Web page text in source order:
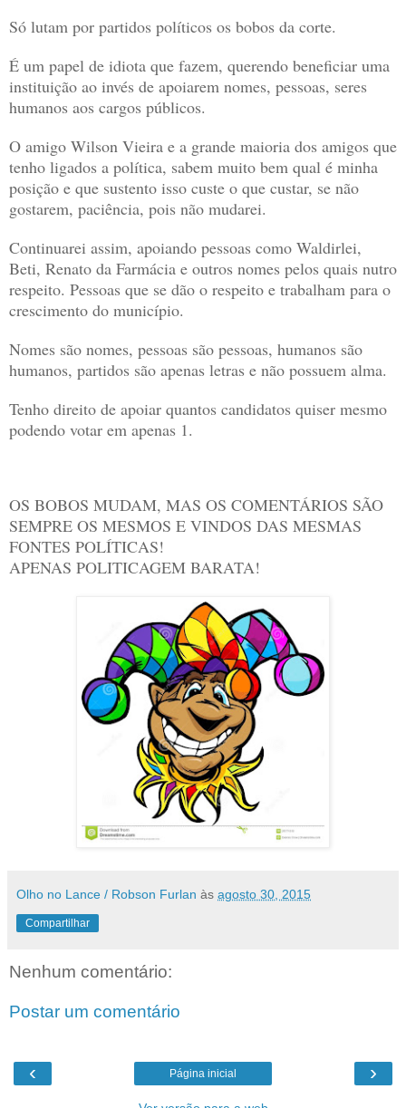
Só lutam por partidos políticos os bobos da corte.
É um papel de idiota que fazem, querendo beneficiar uma
instituição ao invés de apoiarem nomes, pessoas, seres
humanos aos cargos públicos.
O amigo Wilson Vieira e a grande maioria dos amigos que
tenho ligados a política, sabem muito bem qual é minha
posição e que sustento isso custe o que custar, se não
gostarem, paciência, pois não mudarei.
Continuarei assim, apoiando pessoas como Waldirlei,
Beti, Renato da Farmácia e outros nomes pelos quais nutro
respeito. Pessoas que se dão o respeito e trabalham para o
crescimento do município.
Nomes são nomes, pessoas são pessoas, humanos são
humanos, partidos são apenas letras e não possuem alma.
Tenho direito de apoiar quantos candidatos quiser mesmo
podendo votar em apenas 1.
OS BOBOS MUDAM, MAS OS COMENTÁRIOS SÃO
SEMPRE OS MESMOS E VINDOS DAS MESMAS
FONTES POLÍTICAS!
APENAS POLITICAGEM BARATA!
Olho no Lance / Robson Furlan às agosto 30, 2015
Compartilhar
Nenhum comentário:
Postar um comentário
‹ ›
Página inicial